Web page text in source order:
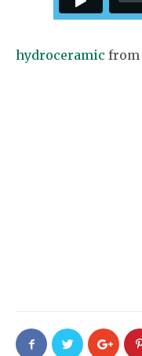
hydroceramic from